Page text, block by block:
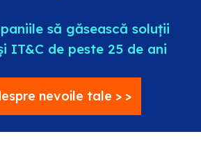
să găsească soluții
IT&C de peste 25 de ani
nevoile tale > >